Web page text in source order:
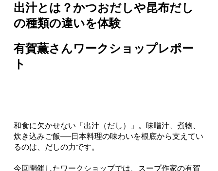
出汁とは？かつおだしや昆布だし
の種類の違いを体験
有賀薫さんワークショップレポー
ト
和食に欠かせない「出汁（だし）」。味噌汁、煮物、
炊き込みご飯──日本料理の味わいを根底から支えてい
るのは、だしの力です。
今回開催したワークショップでは、スープ作家の有賀